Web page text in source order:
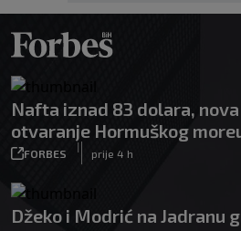
Nafta iznad 83 dolara,
otvaranje Hormuškog
FORBES
|
prije 4 h
Džeko i Modrić na Jadranu